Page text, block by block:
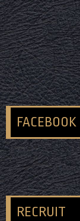
FACEBOOK
RECRUIT